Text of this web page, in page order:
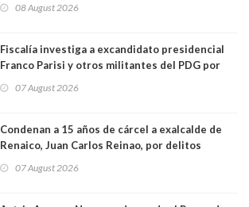
08 August 2026
Fiscalía investiga a excandidato presidencial
Franco Parisi y otros militantes del PDG por
07 August 2026
Condenan a 15 años de cárcel a exalcalde de
Renaico, Juan Carlos Reinao, por delitos
07 August 2026